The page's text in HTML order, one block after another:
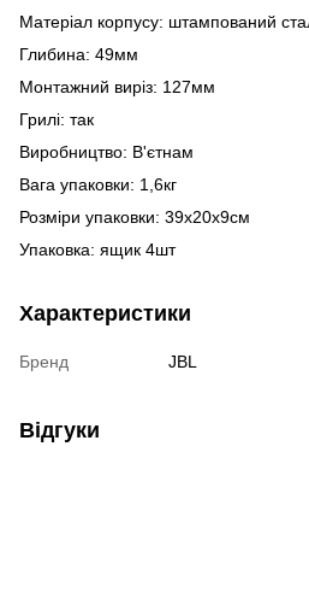
Матеріал корпусу: штампований
Глибина: 49мм
Монтажний виріз: 127мм
Грилі: так
Виробництво: В'єтнам
Вага упаковки: 1,6кг
Розміри упаковки: 39х20х9см
Упаковка: ящик 4шт
Характеристики
Бренд JBL
Відгуки